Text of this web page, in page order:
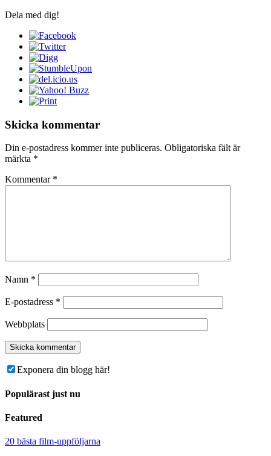
Dela med dig!
Skicka kommentar
Din e-postadress kommer inte publiceras. Obligatoriska fält är
märkta *
Kommentar *
Namn *
E-postadress *
Webbplats
Exponera din blogg här!
Populärast just nu
Featured
20 bästa film-uppföljarna